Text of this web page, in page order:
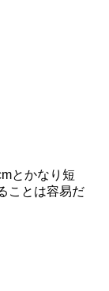
とかなり短
ことは容易だ